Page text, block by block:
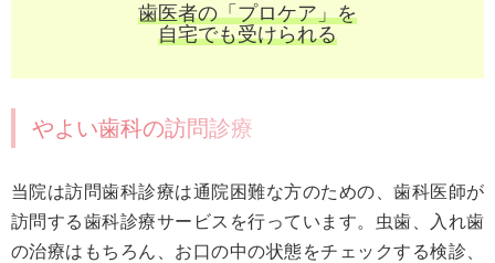
歯医者の「プロケア」を
自宅でも受けられる
やよい歯科の訪問診療
当院は訪問歯科診療は通院困難な方のための、歯科医師が
訪問する歯科診療サービスを行っています。虫歯、入れ歯
の治療はもちろん、お口の中の状態をチェックする検診、